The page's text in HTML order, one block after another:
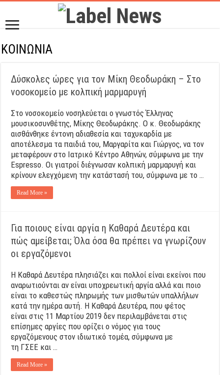
ΚΟΙΝΩΝΙΑ
Δύσκολες ώρες για τον Μίκη Θεοδωράκη – Στο
νοσοκομείο με κολπική μαρμαρυγή
Στο νοσοκομείο νοσηλεύεται ο γνωστός Έλληνας
μουσικοσυνθέτης, Μίκης Θεοδωράκης. Ο κ. Θεοδωράκης
αισθάνθηκε έντονη αδιαθεσία και ταχυκαρδία με
αποτέλεσμα τα παιδιά του, Μαργαρίτα και Γιώργος, να τον
μεταφέρουν στο Ιατρικό Κέντρο Αθηνών, σύμφωνα με την
Espresso. Οι γιατροί διέγνωσαν κολπική μαρμαρυγή και
κρίνουν ελεγχόμενη την κατάστασή του, σύμφωνα με το …
Read More »
Για ποιους είναι αργία η Καθαρά Δευτέρα και
πώς αμείβεται; Όλα όσα θα πρέπει να γνωρίζουν
οι εργαζόμενοι
Η Καθαρά Δευτέρα πλησιάζει και πολλοί είναι εκείνοι που
αναρωτιούνται αν είναι υποχρεωτική αργία αλλά και ποιο
είναι το καθεστώς πληρωμής των μισθωτών υπαλλήλων
κατά την ημέρα αυτή. H Καθαρά Δευτέρα, που φέτος
είναι στις 11 Μαρτίου 2019 δεν περιλαμβάνεται στις
επίσημες αργίες που ορίζει ο νόμος για τους
εργαζόμενους στον ιδιωτικό τομέα, σύμφωνα με
τη ΓΣΕΕ και …
Read More »